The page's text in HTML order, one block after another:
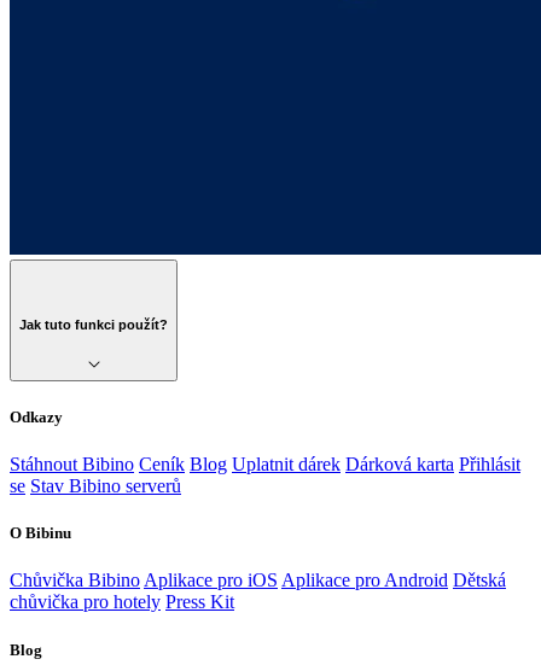
Jak tuto funkci použít?
Odkazy
Stáhnout Bibino Ceník Blog Uplatnit dárek Dárková karta Přihlásit
se Stav Bibino serverů
O Bibinu
Chůvička BibinoAplikace pro iOS Aplikace pro Android Dětská
chůvička pro hotely Press Kit
Blog